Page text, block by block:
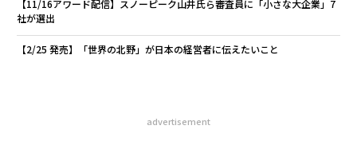
【11/16アワード配信】スノーピーク山井氏ら審査員に「小さな大企業」7
社が選出
【2/25 発売】「世界の北野」が日本の経営者に伝えたいこと
advertisement